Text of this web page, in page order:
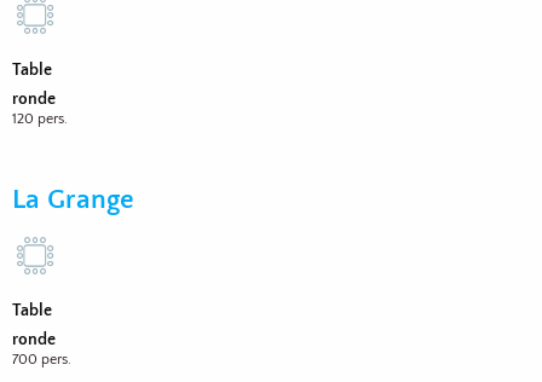
Table
ronde
120 pers.
La Grange
Table
ronde
700 pers.